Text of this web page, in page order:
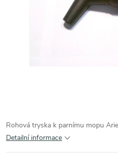
Rohová tryska k parnímu mopu
Detailní informace